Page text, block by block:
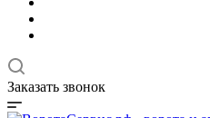
Заказать звонок